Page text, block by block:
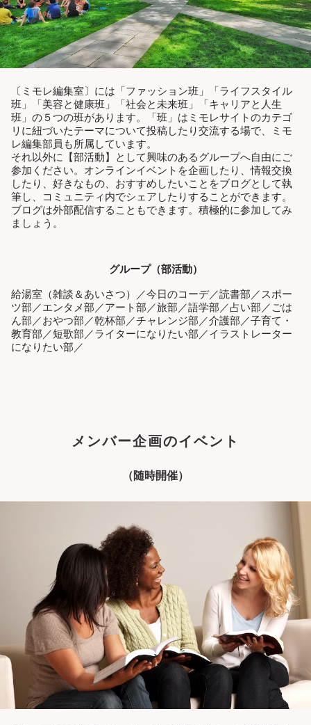
〔ミモレ編集室〕には「ファッション班」「ライフスタイル
班」「美容と健康班」「社会と未来班」「キャリアと人生
班」の５つの班があります。「班」はミモレサイトのカテゴ
リに紐づいたテーマについて投稿したり交流する場で、ミモ
レ編集部員も所属しています。
それ以外に【部活動】として興味のあるグループへ自由にご
参加ください。オンラインイベントを企画したり、情報交換
したり、好きなもの、おすすめしたいことをブログとして執
筆し、コミュニティ内でシェアしたりすることができます。
ブログは外部配信することもできます。積極的に参加してみ
ましょう。
グループ（部活動）
給湯室（雑談＆あいさつ）／今日のコーデ／読書部／スポー
ツ部／エンタメ部／アート部／旅部／語学部／占い部／ごは
ん部／おやつ部／乾杯部／チャレンジ部／介護部／子育て・
教育部／短歌部／ライターになりたい部／イラストレーター
になりたい部／
メンバー企画のイベント
（随時開催）